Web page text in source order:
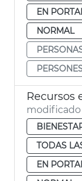
EN
NORMAL
modificado
TODAS
EN